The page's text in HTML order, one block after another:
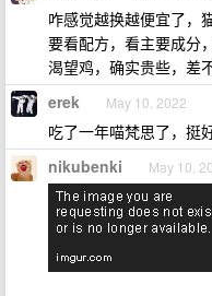
咋感觉越换越便宜了，
要看配方，看主要成分
渴望鸡，确实贵些，差
erek May 10, 2022
吃了一年喵梵思了，挺
nikubenki May 10,